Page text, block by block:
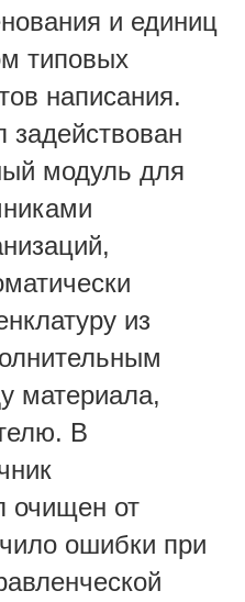
и единиц
типовых
написания.
модуль для
из
материала,
В
очищен от
ошибки при